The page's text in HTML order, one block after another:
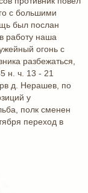
с большими
был послан
работу наша
огонь с
разбежаться,
н. ч. 13 - 21
д. Нерашев, по
у
полк сменен
переход в